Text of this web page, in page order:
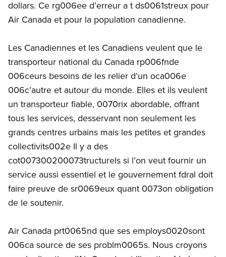
dollars. Ce rg006ee d’erreur a t ds0061streux pour
Air Canada et pour la population canadienne.
Les Canadiennes et les Canadiens veulent que le
transporteur national du Canada rp006fnde
006ceurs besoins de les relier d’un oca006e
006c’autre et autour du monde. Elles et ils veulent
un transporteur fiable, 0070rix abordable, offrant
tous les services, desservant non seulement les
grands centres urbains mais les petites et grandes
collectivits002e Il y a des
cot007300200073tructurels si l’on veut fournir un
service aussi essentiel et le gouvernement fdral doit
faire preuve de sr0069eux quant 0073on obligation
de le soutenir.
Air Canada prt0065nd que ses employs0020sont
006ca source de ses problm0065s. Nous croyons